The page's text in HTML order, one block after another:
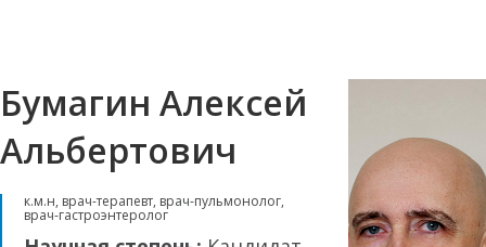
Бумагин Алексей
Альбертович
к.м.н, врач-терапевт, врач-пульмонолог,
врач-гастроэнтеролог